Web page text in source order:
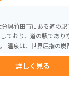
分県竹田市にある道の
ており、道の駅であり
疲労回復や血行促進、
する「ガニ湯」は、川
ングにも最適な場所
、雄大な自然を楽しむ
詳しく見る